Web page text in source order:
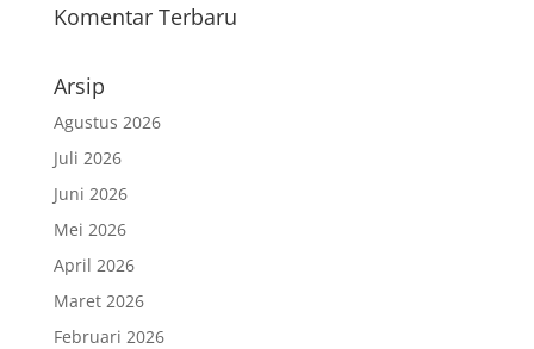
Komentar Terbaru
Arsip
Agustus 2026
Juli 2026
Juni 2026
Mei 2026
April 2026
Maret 2026
Februari 2026